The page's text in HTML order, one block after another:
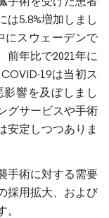
は5.8%増加しまし
にスウェーデンで
前年比で2021年に
19は当初ス
響を及ぼしまし
グサービスや手術
安定しつつありま
手術に対する需要
採用拡大、および